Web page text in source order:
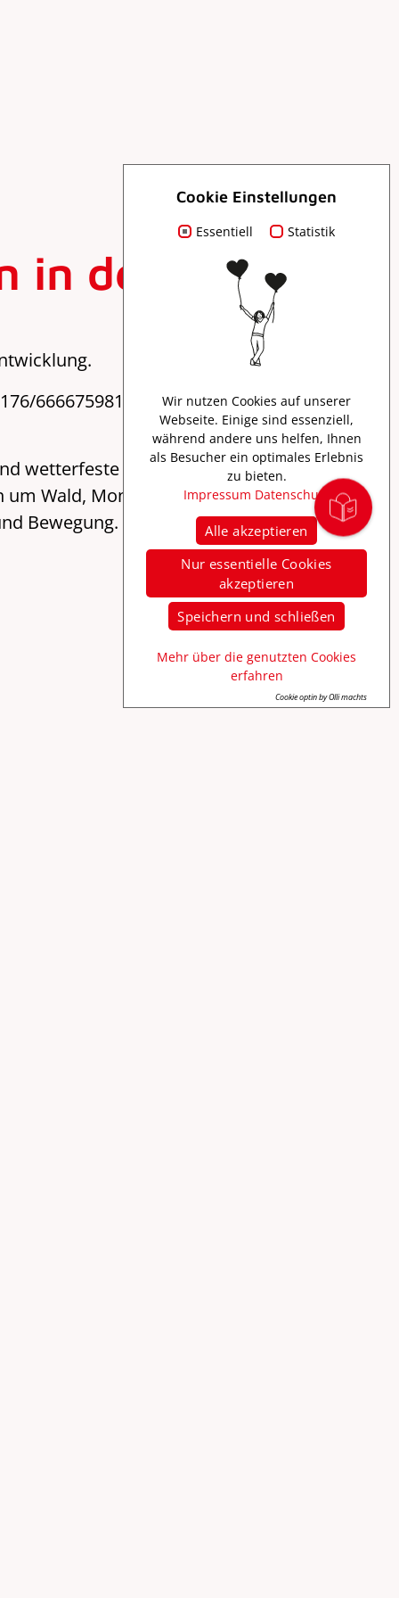
in der Nacht
666675981 und
wetterfeste Kleidung und gutes Schuhwerk,
Wald, Mond und Jahreszeit – zum
Bewegung. Die Wanderungen finden bei
Cookie Einstellungen
Essentiell Statistik
Wir nutzen Cookies auf unserer
Webseite. Einige sind essenziell,
während andere uns helfen, Ihnen
als Besucher ein optimales Erlebnis
zu bieten.
Impressum Datenschutz
Alle akzeptieren
Nur essentielle Cookies
akzeptieren
Speichern und schließen
Mehr über die genutzten Cookies
erfahren
Cookie optin by Olli machts